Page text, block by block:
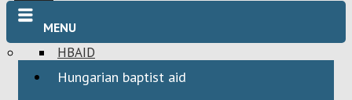
HBAID
DOMESTIC PROGRAMS
MENU
Hungarian baptist aid